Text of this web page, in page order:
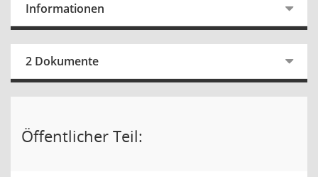
Informationen
2 Dokumente
Öffentlicher Teil: